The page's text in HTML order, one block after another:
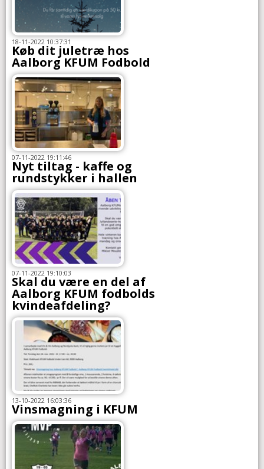
18-11-2022 10:37:31
Køb dit juletræ hos
Aalborg KFUM Fodbold
07-11-2022 19:11:46
Nyt tiltag - kaffe og
rundstykker i hallen
07-11-2022 19:10:03
Skal du være en del af
Aalborg KFUM fodbolds
kvindeafdeling?
13-10-2022 16:03:36
Vinsmagning i KFUM